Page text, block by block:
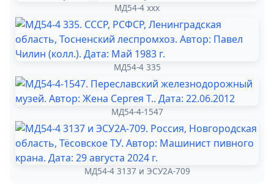
МД54-4 ххх
МД54-4 335
МД54-4-1547
МД54-4 3137 и ЭСУ2А-709